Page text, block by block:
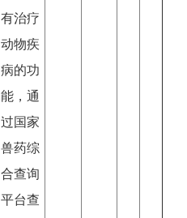
有治疗
动物疾
病的功
能，通
过国家
兽药综
合查询
平台查